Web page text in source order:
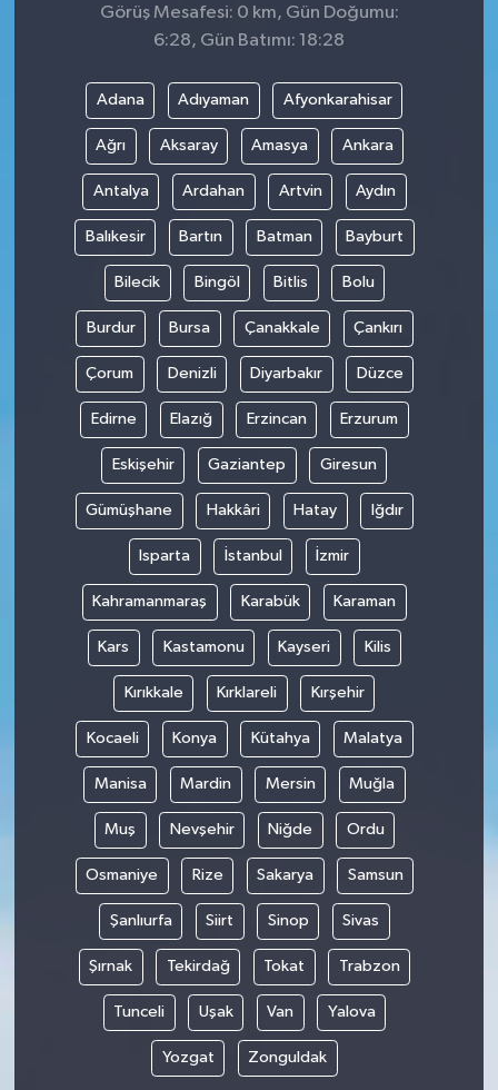
Görüş Mesafesi: 0 km, Gün Doğumu:
6:28, Gün Batımı: 18:28
Adana Adıyaman Afyonkarahisar
Ağrı Aksaray Amasya Ankara
Antalya Ardahan Artvin Aydın
Balıkesir Bartın Batman Bayburt
Bilecik Bingöl Bitlis Bolu
Burdur Bursa Çanakkale Çankırı
Çorum Denizli Diyarbakır Düzce
Edirne Elazığ Erzincan Erzurum
Eskişehir Gaziantep Giresun
Gümüşhane Hakkâri Hatay Iğdır
Isparta İstanbul İzmir
Kahramanmaraş Karabük Karaman
Kars Kastamonu Kayseri Kilis
Kırıkkale Kırklareli Kırşehir
Kocaeli Konya Kütahya Malatya
Manisa Mardin Mersin Muğla
Muş Nevşehir Niğde Ordu
Osmaniye Rize Sakarya Samsun
Şanlıurfa Siirt Sinop Sivas
Şırnak Tekirdağ Tokat Trabzon
Tunceli Uşak Van Yalova
Yozgat Zonguldak